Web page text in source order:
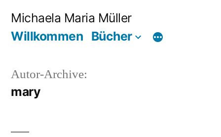
Inhalt
Michaela Maria Müller
Willkommen Bücher
Autor-Archive:
mary